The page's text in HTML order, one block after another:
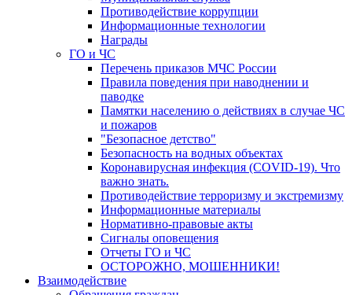
Противодействие коррупции
Информационные технологии
Награды
ГО и ЧС
Перечень приказов МЧС России
Правила поведения при наводнении и
паводке
Памятки населению о действиях в случае ЧС
и пожаров
"Безопасное детство"
Безопасность на водных объектах
Коронавирусная инфекция (COVID-19). Что
важно знать.
Противодействие терроризму и экстремизму
Информационные материалы
Нормативно-правовые акты
Сигналы оповещения
Отчеты ГО и ЧС
ОСТОРОЖНО, МОШЕННИКИ!
Взаимодействие